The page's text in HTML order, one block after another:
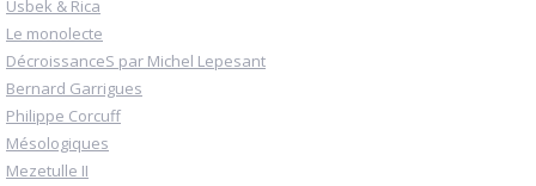
Usbek & Rica
Le monolecte
DécroissanceS par Michel Lepesant
Bernard Garrigues
Philippe Corcuff
Mésologiques
Mezetulle II